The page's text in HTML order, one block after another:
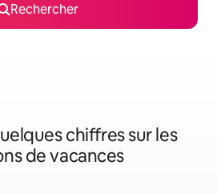
Rechercher
chiffres sur les
de vacances